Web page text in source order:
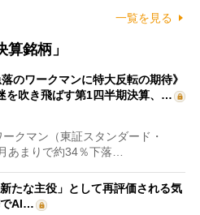
一覧を見る
銘柄」
落のワークマンに特大反転の期待》
を吹き飛ばす第1四半期決算、…
クマン（東証スタンダード・
あまりで約34％下落…
たな主役」として再評価される気
AI…